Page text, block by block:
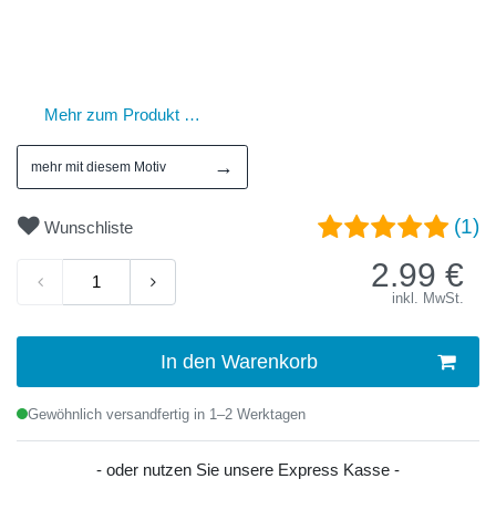
Mehr zum Produkt …
mehr mit diesem Motiv →
Wunschliste (1)
2.99 €
inkl. MwSt.
In den Warenkorb
Gewöhnlich versandfertig in 1–2 Werktagen
- oder nutzen Sie unsere Express Kasse -